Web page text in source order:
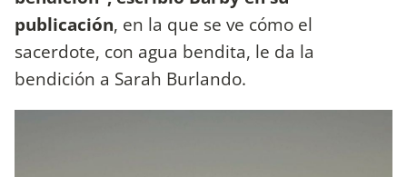
publicación, en la que se ve cómo el
sacerdote, con agua bendita, le da la
bendición a Sarah Burlando.